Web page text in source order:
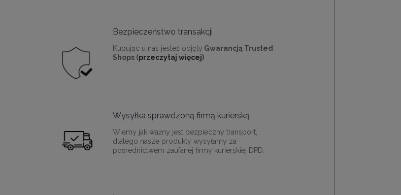
Bezpieczeństwo transakcji
Kupując u nas jesteś objęty Gwarancją Trusted
Shops (przeczytaj więcej)
Wysyłka sprawdzoną firmą kurierską
Wiemy jak ważny jest bezpieczny transport,
dlatego nasze produkty wysyłamy za
pośrednictwem zaufanej firmy kurierskiej DPD.